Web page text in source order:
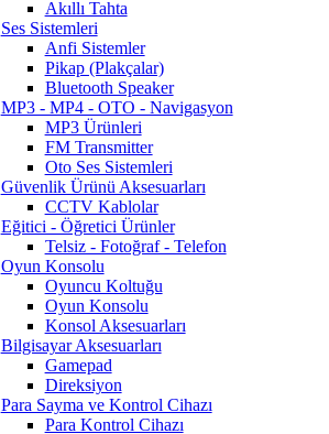
Akıllı Tahta
Ses Sistemleri
Anfi Sistemler
Pikap (Plakçalar)
Bluetooth Speaker
MP3 - MP4 - OTO - Navigasyon
MP3 Ürünleri
FM Transmitter
Oto Ses Sistemleri
Güvenlik Ürünü Aksesuarları
CCTV Kablolar
Eğitici - Öğretici Ürünler
Telsiz - Fotoğraf - Telefon
Oyun Konsolu
Oyuncu Koltuğu
Oyun Konsolu
Konsol Aksesuarları
Bilgisayar Aksesuarları
Gamepad
Direksiyon
Para Sayma ve Kontrol Cihazı
Para Kontrol Cihazı